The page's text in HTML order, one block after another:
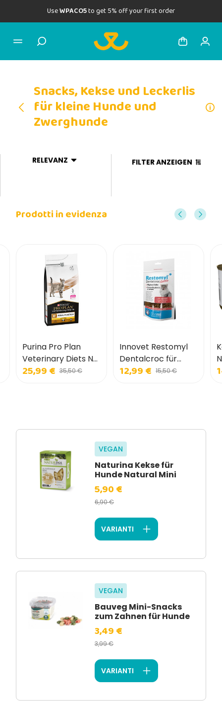
UseWPACO5to get 5% off your first order
Snacks, Kekse und Leckerlis
für kleine Hunde und
Zwerghunde
RELEVANZ FILTER ANZEIGEN
Prodotti in evidenza
Purina Pro Plan
Veterinary Diets NF
Renal Early Care für
25,99 € 35,50 €
Innovet Restomyl
Dentalcroc für
Katzen
12,99 € 15,50 €
VEGAN
Naturina Kekse für
Hunde Natural Mini
5,90 €
6,90 €
VARIANTI
VEGAN
Bauveg Mini-Snacks
zum Zahnen für Hunde
3,49 €
3,99 €
VARIANTI